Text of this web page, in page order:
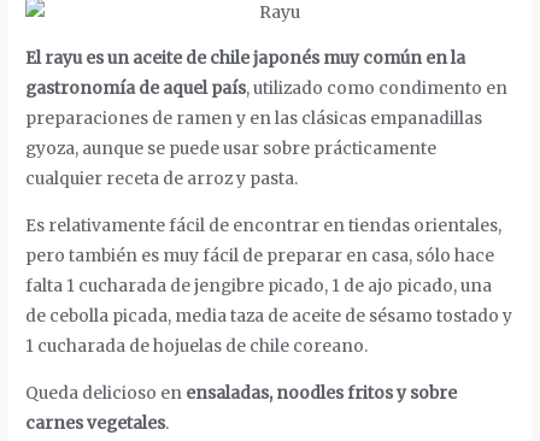
El rayu es un aceite de chile japonés muy común en la
gastronomía de aquel país, utilizado como condimento en
preparaciones de ramen y en las clásicas empanadillas
gyoza, aunque se puede usar sobre prácticamente
cualquier receta de arroz y pasta.
Es relativamente fácil de encontrar en tiendas orientales,
pero también es muy fácil de preparar en casa, sólo hace
falta 1 cucharada de jengibre picado, 1 de ajo picado, una
de cebolla picada, media taza de aceite de sésamo tostado y
1 cucharada de hojuelas de chile coreano.
Queda delicioso en ensaladas, noodles fritos y sobre
carnes vegetales.